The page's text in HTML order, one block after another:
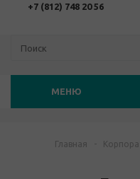
+7 (812) 748 20 56
МЕНЮ
Главная -